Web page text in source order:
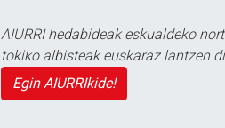
AIURRI hedabideak eskualdeko
tokiko albisteak euskaraz lantzen
Egin AIURRIkide!